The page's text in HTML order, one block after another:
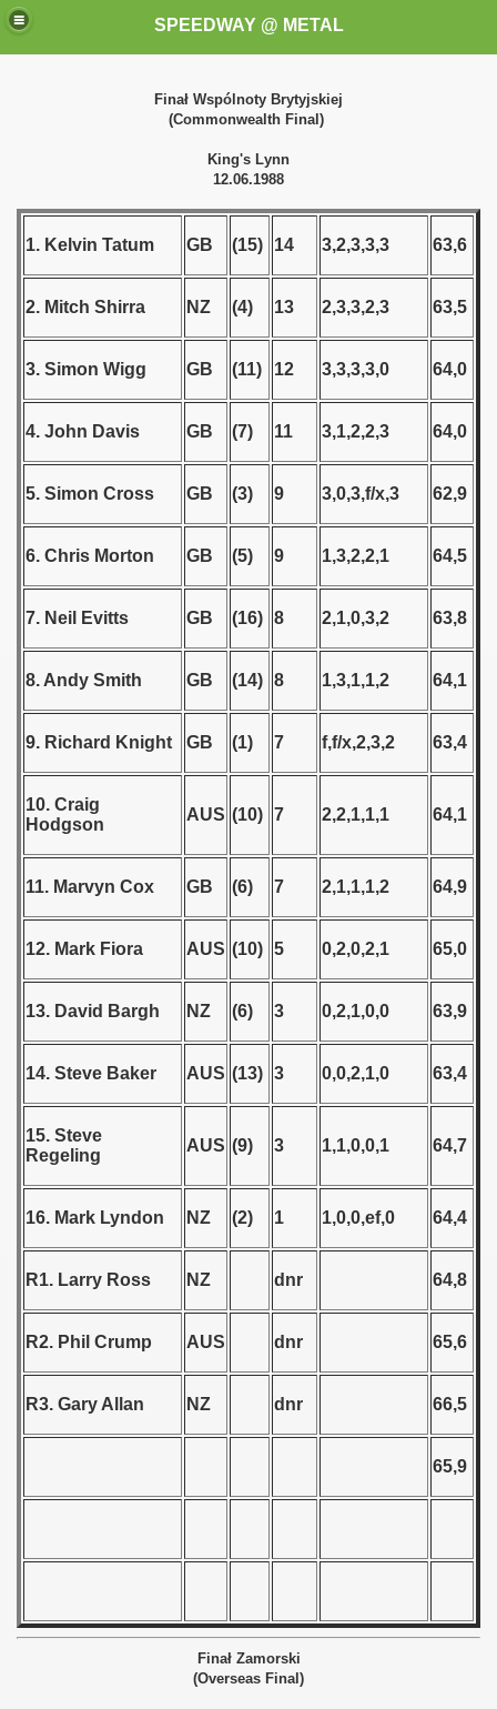
SPEEDWAY @ METAL
Finał Wspólnoty Brytyjskiej
(Commonwealth Final)
King's Lynn
12.06.1988
1. Kelvin Tatum GB (15) 14 3,2,3,3,3 63,6
2. Mitch Shirra NZ (4) 13 2,3,3,2,3 63,5
3. Simon Wigg GB (11) 12 3,3,3,3,0 64,0
4. John Davis GB (7) 11 3,1,2,2,3 64,0
5. Simon Cross GB (3) 9 3,0,3,f/x,3 62,9
6. Chris Morton GB (5) 9 1,3,2,2,1 64,5
7. Neil Evitts GB (16) 8 2,1,0,3,2 63,8
8. Andy Smith GB (14) 8 1,3,1,1,2 64,1
9. Richard Knight GB (1) 7 f,f/x,2,3,2 63,4
10. Craig
Hodgson
AUS (10) 7 2,2,1,1,1 64,1
11. Marvyn Cox GB (6) 7 2,1,1,1,2 64,9
12. Mark Fiora AUS (10) 5 0,2,0,2,1 65,0
13. David Bargh NZ (6) 3 0,2,1,0,0 63,9
14. Steve Baker AUS (13) 3 0,0,2,1,0 63,4
15. Steve
Regeling
AUS (9) 3 1,1,0,0,1 64,7
16. Mark Lyndon NZ (2) 1 1,0,0,ef,0 64,4
R1. Larry Ross NZ dnr 64,8
R2. Phil Crump AUS dnr 65,6
R3. Gary Allan NZ dnr 66,5
65,9
Finał Zamorski
(Overseas Final)
these speedway programms)
(My speedway programmes to exchange or sale)
1946
- 1953
- 1955
- 1957
- 1958
- 1960
- 1962
- 1964
- 1968